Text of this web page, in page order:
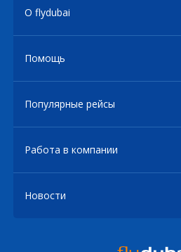
О flydubai
Помощь
Популярные рейсы
Работа в компании
Новости